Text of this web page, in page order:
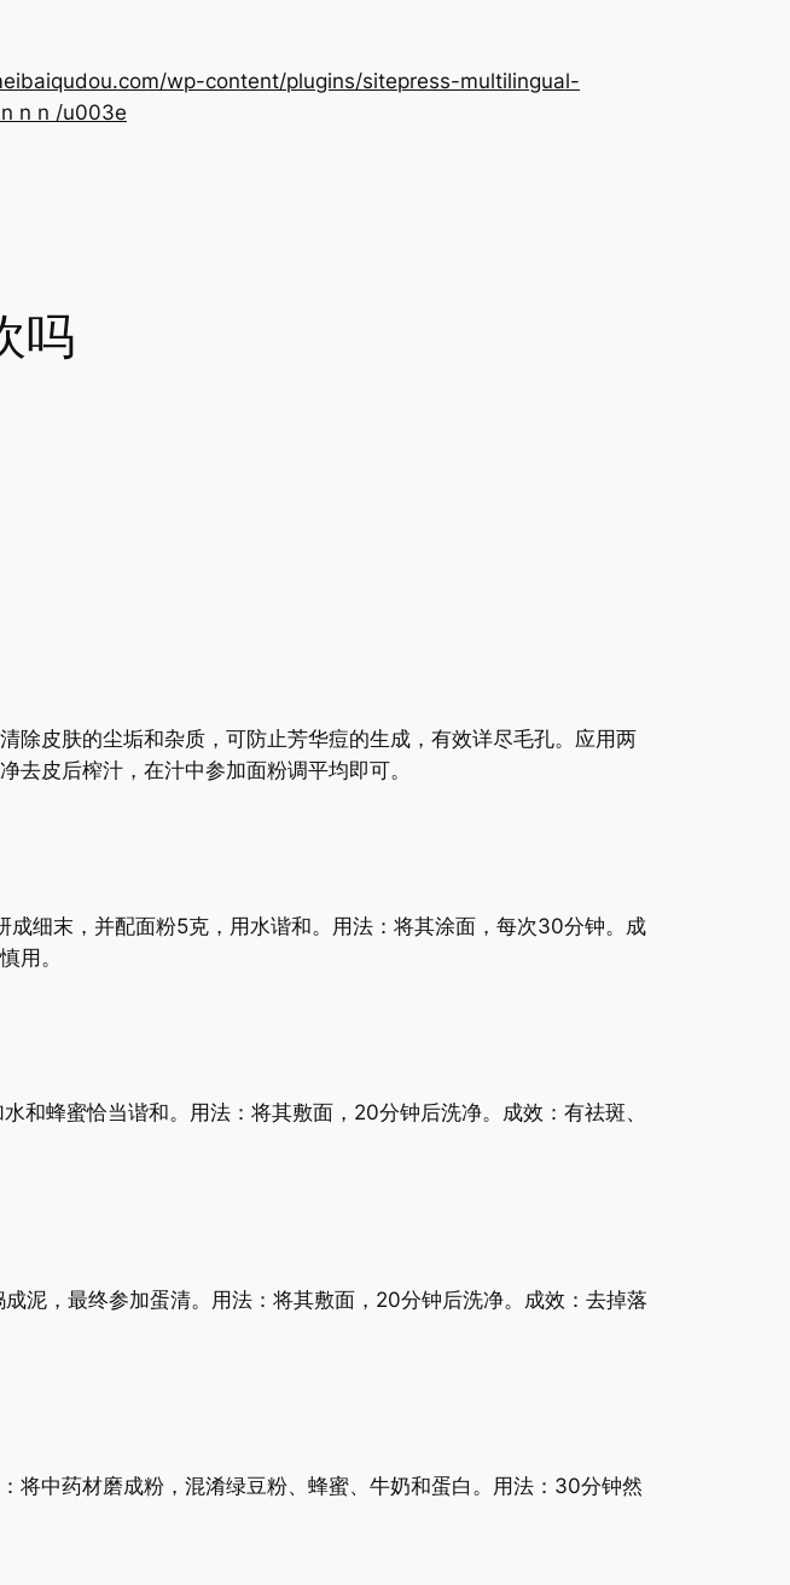
wp-content/plugins/sitepress-multilingual-
n n /u003e
吗
除皮肤的尘垢和杂质，可防止芳华痘的生成，有效详尽毛孔。应用两
去皮后榨汁，在汁中参加面粉调平均即可。
细末，并配面粉5克，用水谐和。用法：将其涂面，每次30分钟。成
用。
和蜂蜜恰当谐和。用法：将其敷面，20分钟后洗净。成效：有祛斑、
泥，最终参加蛋清。用法：将其敷面，20分钟后洗净。成效：去掉落
将中药材磨成粉，混淆绿豆粉、蜂蜜、牛奶和蛋白。用法：30分钟然